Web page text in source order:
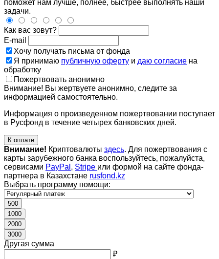
поможет нам лучше, полнее, быстрее выполнять наши
задачи.
Как вас зовут?
E-mail
Хочу получать письма от фонда
Я принимаю публичную оферту и даю согласие на
обработку
Пожертвовать анонимно
Внимание! Вы жертвуете анонимно, следите за
информацией самостоятельно.
Информация о произведенном пожертвовании поступает
в Русфонд в течение четырех банковских дней.
К оплате
Внимание! Криптовалюты здесь. Для пожертвования с
карты зарубежного банка воспользуйтесь, пожалуйста,
сервисами PayPal , Stripe или формой на сайте фонда-
партнера в Казахстане rusfond.kz
Выбрать программу помощи:
500
1000
2000
3000
Другая сумма
₽